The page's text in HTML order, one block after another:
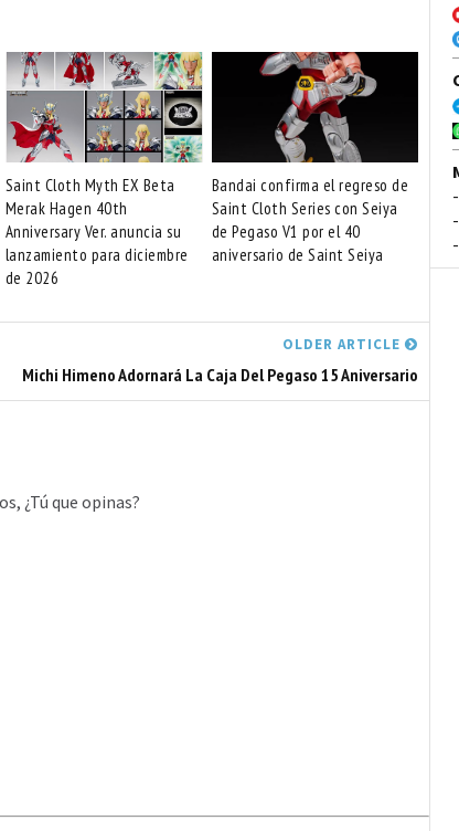
Saint Cloth Myth EX Beta
Merak Hagen 40th
Anniversary Ver. anuncia su
lanzamiento para diciembre
de 2026
Bandai confirma el regreso de
Saint Cloth Series con Seiya
de Pegaso V1 por el 40
aniversario de Saint Seiya
OLDER ARTICLE
Michi Himeno Adornará La Caja Del Pegaso 15 Aniversario
¿Tú que opinas?
-
-
-